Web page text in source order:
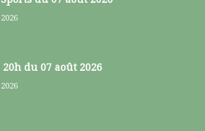
20h du 07 août 2026